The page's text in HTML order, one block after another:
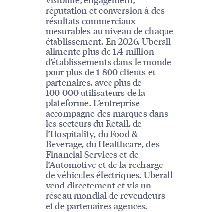
réputation et conversion à des
résultats commerciaux
mesurables au niveau de chaque
établissement. En 2026, Uberall
alimente plus de 1,4 million
d’établissements dans le monde
pour plus de 1 800 clients et
partenaires, avec plus de
100 000 utilisateurs de la
plateforme. L’entreprise
accompagne des marques dans
les secteurs du Retail, de
l’Hospitality, du Food &
Beverage, du Healthcare, des
Financial Services et de
l’Automotive et de la recharge
de véhicules électriques. Uberall
vend directement et via un
réseau mondial de revendeurs
et de partenaires agences.